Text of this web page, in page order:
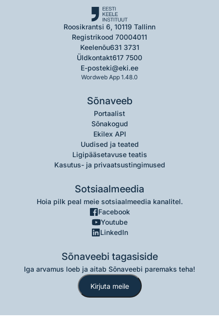
Roosikrantsi 6, 10119 Tallinn
Registrikood 70004011
Keelenõu631 3731
Üldkontakt617 7500
E-posteki@eki.ee
Wordweb App 1.48.0
Sõnaveeb
Portaalist
Sõnakogud
Ekilex API
Uudised ja teated
Ligipääsetavuse teatis
Kasutus- ja privaatsustingimused
Sotsiaalmeedia
Hoia pilk peal meie sotsiaalmeedia kanalitel.
Facebook
Youtube
LinkedIn
Sõnaveebi tagasiside
Iga arvamus loeb ja aitab Sõnaveebi paremaks teha!
Kirjuta meile